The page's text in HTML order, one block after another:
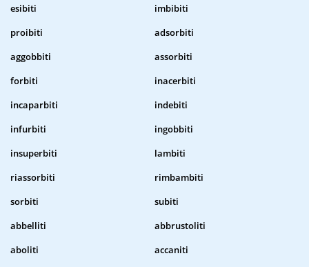
esibiti
imbibiti
proibiti
adsorbiti
aggobbiti
assorbiti
forbiti
inacerbiti
incaparbiti
indebiti
infurbiti
ingobbiti
insuperbiti
lambiti
riassorbiti
rimbambiti
sorbiti
subiti
abbelliti
abbrustoliti
aboliti
accaniti